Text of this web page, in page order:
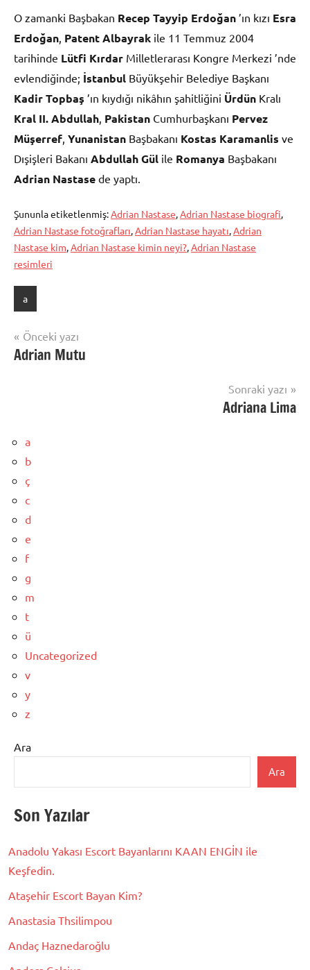
O zamanki Başbakan Recep Tayyip Erdoğan ’ın kızı Esra
Erdoğan Patent Albayrak ile 11 Temmuz 2004
tarihinde Lütfi Kırdar Milletlerarası Kongre Merkezi ’nde
evlendiğinde; İstanbul Büyükşehir Belediye Başkanı
Kadir Topbaş ’ın kıydığı nikâhın şahitliğini Ürdün Kralı
Kral II. Abdullah Pakistan Cumhurbaşkanı Pervez
Müşerref Yunanistan Başbakanı Kostas Karamanlis ve
Dışişleri Bakanı Abdullah Gül ile Romanya Başbakanı
Adrian Nastase de yaptı.
Şununla etiketlenmiş:Adrian Nastase,Adrian Nastase biografi,
Adrian Nastase fotoğrafları,Adrian Nastase hayatı,Adrian
Nastase kim,Adrian Nastase kimin neyi?,Adrian Nastase
resimleri
a
Yazı
gezinmesi
Önceki yazı
Adrian Mutu
Sonraki yazı
Adriana Lima
a
b
ç
c
d
e
f
g
m
t
ü
Uncategorized
v
y
z
Ara
Ara
Son Yazılar
Anadolu Yakası Escort Bayanlarını KAAN ENGİN ile
Keşfedin.
Ataşehir Escort Bayan Kim?
Anastasia Thsilimpou
Andaç Haznedaroğlu